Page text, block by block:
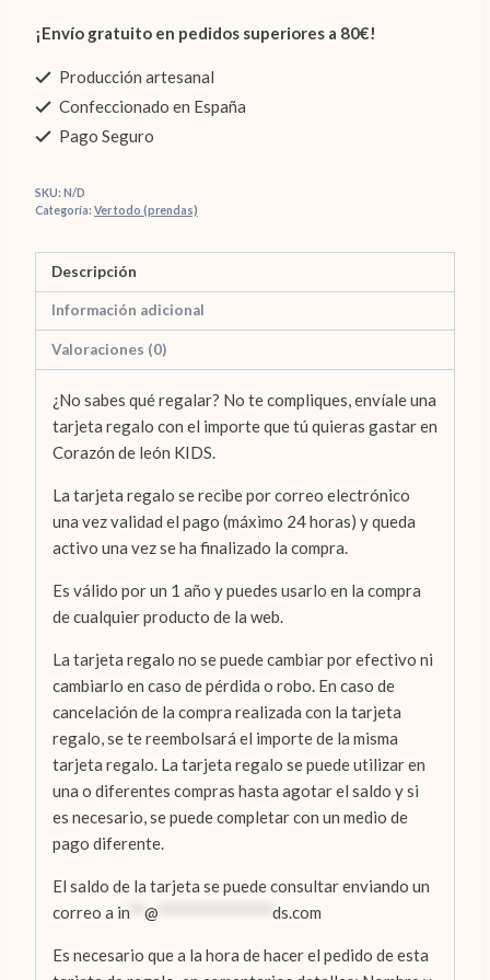
¡Envío gratuito en pedidos superiores a 80€!
Producción artesanal
Confeccionado en España
Pago Seguro
SKU: N/D
Categoría: Ver todo (prendas)
Descripción
Información adicional
Valoraciones (0)
¿No sabes qué regalar? No te compliques, envíale una
tarjeta regalo con el importe que tú quieras gastar en
Corazón de león KIDS.
La tarjeta regalo se recibe por correo electrónico
una vez validad el pago (máximo 24 horas) y queda
activo una vez se ha finalizado la compra.
Es válido por un 1 año y puedes usarlo en la compra
de cualquier producto de la web.
La tarjeta regalo no se puede cambiar por efectivo ni
cambiarlo en caso de pérdida o robo. En caso de
cancelación de la compra realizada con la tarjeta
regalo, se te reembolsará el importe de la misma
tarjeta regalo. La tarjeta regalo se puede utilizar en
una o diferentes compras hasta agotar el saldo y si
es necesario, se puede completar con un medio de
pago diferente.
El saldo de la tarjeta se puede consultar enviando un
correo a in @ ds.com
Es necesario que a la hora de hacer el pedido de esta